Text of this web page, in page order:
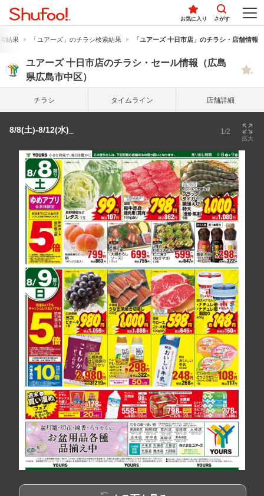
お気に入り さがす
結果 「ユアーズ」のチラシ検索結果 「ユアーズ 十日市店」のチラシ・店舗情報
ユアーズ 十日市店のチラシ・セール情報（広島
県広島市中区）
チラシ タイム ライン 店舗詳細
8/8(土)-8/12(水)_ 1/2
拡大